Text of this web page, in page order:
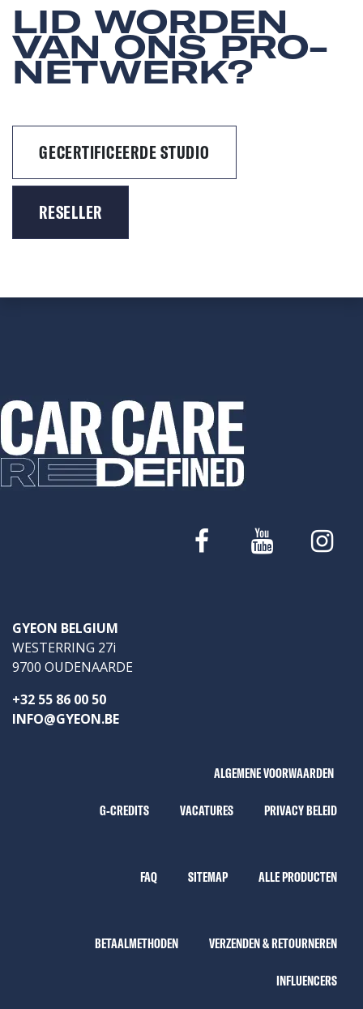
LID WORDEN
VAN ONS PRO-
NETWERK?
GECERTIFICEERDE STUDIO
RESELLER
GYEON BELGIUM
WESTERRING 27i
9700 OUDENAARDE
+32 55 86 00 50
INFO@GYEON.BE
ALGEMENE VOORWAARDEN
G-CREDITS VACATURES PRIVACY BELEID
FAQ SITEMAP ALLE PRODUCTEN
BETAALMETHODEN VERZENDEN & RETOURNEREN
INFLUENCERS